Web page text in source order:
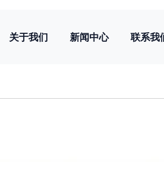
关于我们 新闻中心 联系我